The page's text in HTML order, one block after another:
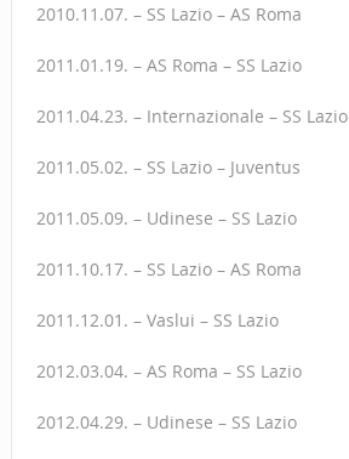
2010.11.07. – SS Lazio – AS Roma
2011.01.19. – AS Roma – SS Lazio
2011.04.23. – Internazionale – SS Lazio
2011.05.02. – SS Lazio – Juventus
2011.05.09. – Udinese – SS Lazio
2011.10.17. – SS Lazio – AS Roma
2011.12.01. – Vaslui – SS Lazio
2012.03.04. – AS Roma – SS Lazio
2012.04.29. – Udinese – SS Lazio